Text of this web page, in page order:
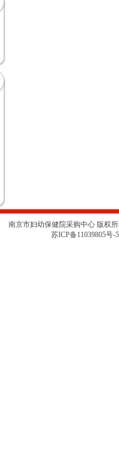
南京市妇幼保健院采购中心 版权
苏ICP备11039805号-5